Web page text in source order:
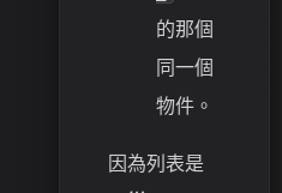
的那個
同一個
物件。
因為列表是